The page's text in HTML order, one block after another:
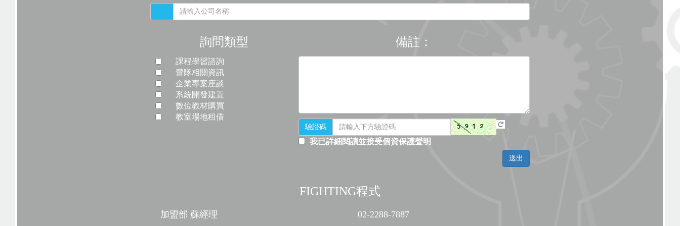
詢問類型
課程學習諮詢
營隊相關資訊
企業專案座談
系統開發建置
數位教材購買
教室場地租借
備註：
驗證碼
我已詳細閱讀並接受個資保護聲明
FIGHTING程式
加盟部 蘇經理 02-2288-7887